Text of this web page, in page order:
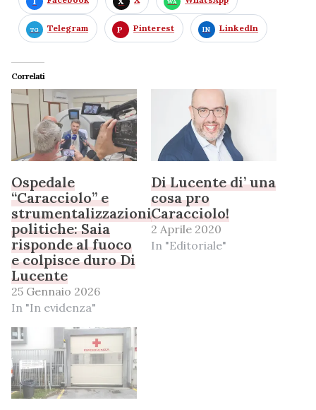
Telegram Pinterest LinkedIn
Correlati
Ospedale
“Caracciolo” e
strumentalizzazioni
politiche: Saia
risponde al fuoco
e colpisce duro Di
Lucente
25 Gennaio 2026
In "In evidenza"
Di Lucente di’ una
cosa pro
Caracciolo!
2 Aprile 2020
In "Editoriale"